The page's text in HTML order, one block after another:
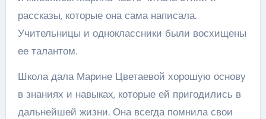
рассказы, которые она сама написала.
Учительницы и одноклассники были восхищены
ее талантом.
Школа дала Марине Цветаевой хорошую основу
в знаниях и навыках, которые ей пригодились в
дальнейшей жизни. Она всегда помнила свои